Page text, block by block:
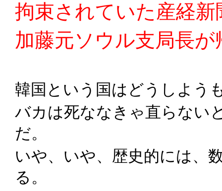
拘束されていた産経新
加藤元ソウル支局長が
韓国という国はどうしよう
バカは死ななきゃ直らない
だ。
いや、いや、歴史的には、
る。